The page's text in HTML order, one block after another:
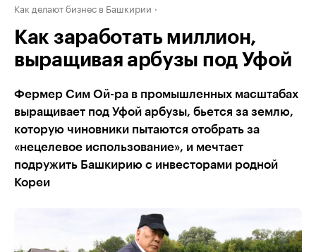
Как делают бизнес в Башкирии
Как заработать миллион,
выращивая арбузы под Уфой
Фермер Сим Ой-ра в промышленных масштабах
выращивает под Уфой арбузы, бьется за землю,
которую чиновники пытаются отобрать за
«нецелевое использование», и мечтает
подружить Башкирию с инвесторами родной
Кореи